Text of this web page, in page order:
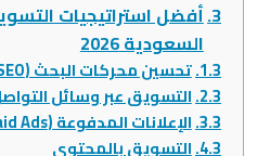
أفضل استراتيجيات
السعودية 2026
تحسين محركات البحث (SEO)
التسويق عبر وسائل
الإعلانات المدفوعة (Paid Ads)
التسويق بالمحتوى